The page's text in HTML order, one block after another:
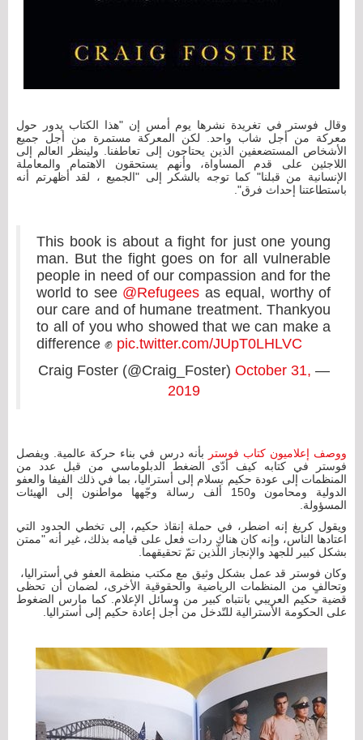
وقال فوستر في تغريدة نشرها يوم أمس إن "هذا الكتاب يدور حول
معركة من أجل شاب واحد. لكن المعركة مستمرة من أجل جميع
الأشخاص المستضعفين الذين يحتاجون إلى تعاطفنا. ولينظر العالم إلى
اللاجئين على قدم المساواة، وأنهم يستحقون الاهتمام والمعاملة
الإنسانية من قبلنا" كما توجه بالشكر إلى "الجميع ، لقد أظهرتم أنه
باستطاعتنا إحداث فرق".
This book is about a fight for just one young
man. But the fight goes on for all vulnerable
people in need of our compassion and for the
world to see @Refugees as equal, worthy of
our care and of humane treatment. Thankyou
to all of you who showed that we can make a
difference ✊ pic.twitter.com/JUpT0LHLVC
— Craig Foster (@Craig_Foster)
October 31,
2019
ووصف إعلاميون كتاب فوستر
بأنه درس في بناء حركة عالمية. ويفصل
فوستر في كتابه كيف أدّى الضغط الدبلوماسي من قبل عدد من
المنظمات إلى عودة حكيم بسلام إلى أستراليا، بما في ذلك الفيفا والعفو
الدولية ومحامون و150 ألف رسالة وجّهها مواطنون إلى الهيئات
المسؤولة.
ويقول كريغ إنه اضطر، في حملة إنقاذ حكيم، إلى تخطي الحدود التي
اعتادها الناس، وإنه كان هناك ردات فعل على قيامه بذلك، غير أنه "ممتن
بشكل كبير للجهد والإنجاز اللّذين تمّ تحقيقهما.
وكان فوستر قد عمل بشكل وثيق مع مكتب منظمة العفو في أستراليا،
وتحالفٍ من المنظمات الرياضية والحقوقية الأخرى، لضمان أن تحظى
قضية حكيم العريبي بانتباه كبير من وسائل الإعلام. كما مارس الضغوط
على الحكومة الأسترالية للتّدخل من أجل إعادة حكيم إلى أستراليا.